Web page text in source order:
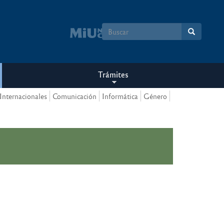
Formulario
búsqueda
Trámites
Internacionales Comunicación Informática Género